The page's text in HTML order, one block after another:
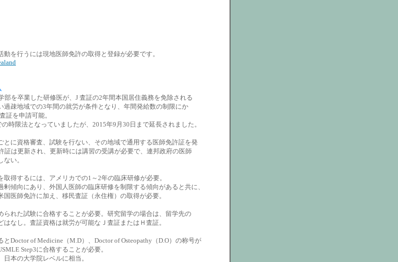
動を行うには現地医師免許の取得と登録が必要です。
部を卒業した研修医が、J 査証の2年間本国居住義務を免除される
過疎地域での3年間の就労が条件となり、年間発給数の制限にか
証を申請可能。
時限法となっていましたが、2015年9月30日まで延長されました。
とに資格審査、試験を行ない、その地域で通用する医師免許証を発
証は更新され、更新時には講習の受講が必要で、連邦政府の医師
い。
得するには、アメリカでの1～2年の臨床研修が必要。
剰傾向にあり、外国人医師の臨床研修を制限する傾向があると共に、
国医師免許に加え、移民査証（永住権）の取得が必要。
られた試験に合格することが必要。研究留学の場合は、留学先の
なし。査証資格は就労が可能なＪ査証またはＨ査証。
Doctor of Medicine（M.D）、Doctor of Osteopathy（D.O）の称号が
Step3に合格することが必要。
本の大学院レベルに相当。